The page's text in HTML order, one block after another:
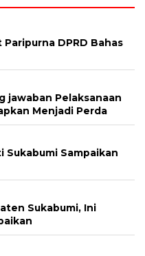
DPRD Bahas
jawaban Pelaksanaan
Menjadi Perda
Sukabumi Sampaikan
Sukabumi, Ini